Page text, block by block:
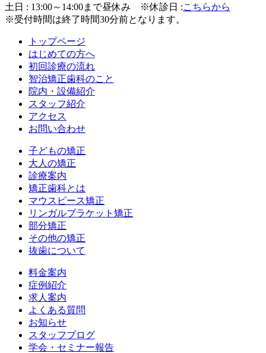
土日 : 13:00～14:00まで昼休み
※休診日 :こちらから
※受付時間は終了時間30分前となります。
トップページ
はじめての方へ
初回診療の流れ
智治矯正歯科のこと
院内・設備紹介
スタッフ紹介
アクセス
お問い合わせ
子どもの矯正
大人の矯正
診療案内
矯正歯科とは
マウスピース矯正
リンガルブラケット矯正
部分矯正
その他の矯正
抜歯について
料金案内
症例紹介
求人案内
よくある質問
お知らせ
スタッフブログ
学会・セミナー報告